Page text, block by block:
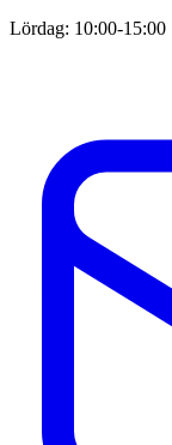
Lördag: 10:00-15:00